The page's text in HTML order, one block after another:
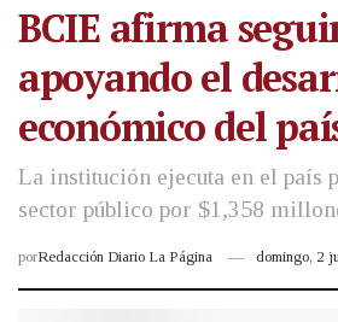
BCIE afirma
apoyando el
económico del
La institución ejecuta en el país
sector público por $1,358
porRedacción Diario La Página domingo, 2